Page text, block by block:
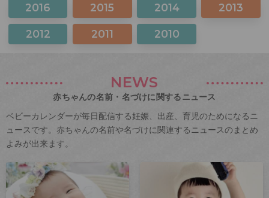
2016 2015 2014 2013
2012 2011 2010
NEWS
赤ちゃんの名前・名づけに関するニュース
ベビーカレンダーが毎日配信する妊娠、出産、育児のためになるニ
ュースです。赤ちゃんの名前や名づけに関連するニュースのまとめ
よみが出来ます。